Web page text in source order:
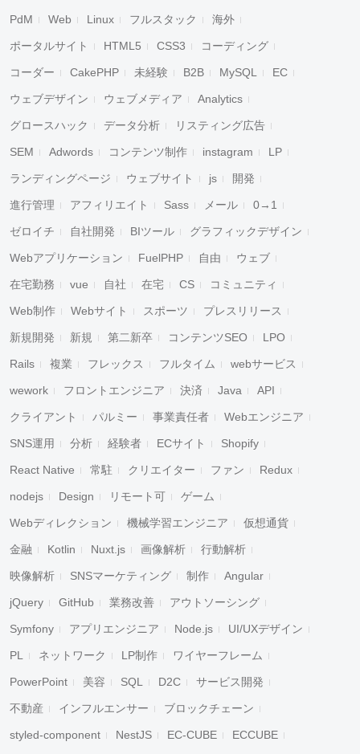
PdM Web Linux フルスタック 海外
ポータルサイト HTML5 CSS3 コーディング
コーダー CakePHP 未経験 B2B MySQL EC
ウェブデザイン ウェブメディア Analytics
グロースハック データ分析 リスティング広告
SEM Adwords コンテンツ制作 instagram LP
ランディングページ ウェブサイト js 開発
進行管理 アフィリエイト Sass メール 0→1
ゼロイチ 自社開発 BIツール グラフィックデザイン
Webアプリケーション FuelPHP 自由 ウェブ
在宅勤務 vue 自社 在宅 CS コミュニティ
Web制作 Webサイト スポーツ プレスリリース
新規開発 新規 第二新卒 コンテンツSEO LPO
Rails 複業 フレックス フルタイム webサービス
wework フロントエンジニア 決済 Java API
クライアント パルミー 事業責任者 Webエンジニア
SNS運用 分析 経験者 ECサイト Shopify
React Native 常駐 クリエイター ファン Redux
nodejs Design リモート可 ゲーム
Webディレクション 機械学習エンジニア 仮想通貨
金融 Kotlin Nuxt.js 画像解析 行動解析
映像解析 SNSマーケティング 制作 Angular
jQuery GitHub 業務改善 アウトソーシング
Symfony アプリエンジニア Node.js UI/UXデザイン
PL ネットワーク LP制作 ワイヤーフレーム
PowerPoint 美容 SQL D2C サービス開発
不動産 インフルエンサー ブロックチェーン
styled-component NestJS EC-CUBE ECCUBE